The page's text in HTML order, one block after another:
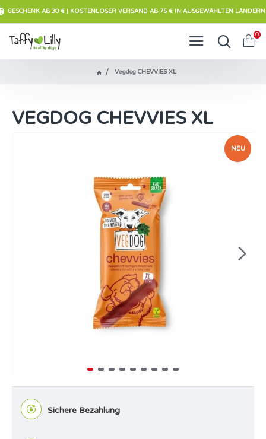
GESCHENK AB 30 € | KOSTENLOSER VERSAND AB 75 € IN AUSGEWÄHLTEN LÄNDERN
0
Vegdog CHEVVIES XL
VEGDOG CHEVVIES XL
NEU
Sichere Bezahlung